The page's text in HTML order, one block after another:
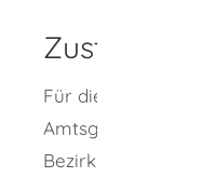
Zuständige
Für die Führung
Amtsgericht
Bezirk der Verein